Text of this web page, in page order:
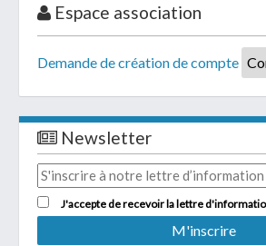
Espace association
Demande de création de compte
Newsletter
J'accepte de recevoir la lettre